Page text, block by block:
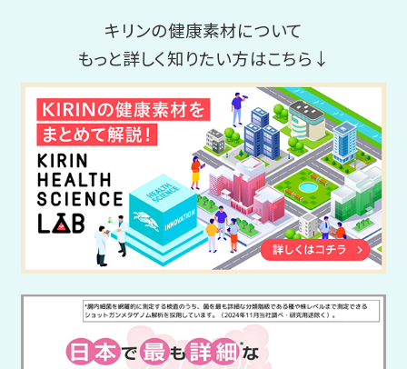
キリンの健康素材について
もっと詳しく知りたい方はこちら↓